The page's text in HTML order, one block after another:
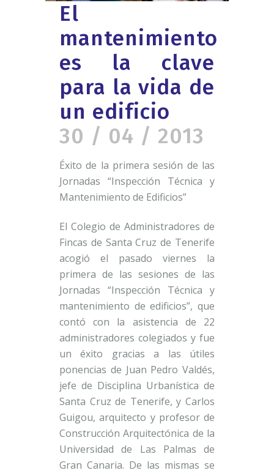
30 / 04 / 2013
El
mantenimiento
es la clave
para la vida de
un edificio
Éxito de la primera sesión de las
Jornadas “Inspección Técnica y
Mantenimiento de Edificios”
El Colegio de Administradores de
Fincas de Santa Cruz de Tenerife
acogió el pasado viernes la
primera de las sesiones de las
Jornadas “Inspección Técnica y
mantenimiento de edificios”, que
contó con la asistencia de 22
administradores colegiados y fue
un éxito gracias a las útiles
ponencias de Juan Pedro Valdés,
jefe de Disciplina Urbanística de
Santa Cruz de Tenerife, y Carlos
Guigou, arquitecto y profesor de
Construcción Arquitectónica de la
Universidad de Las Palmas de
Gran Canaria. De las mismas se